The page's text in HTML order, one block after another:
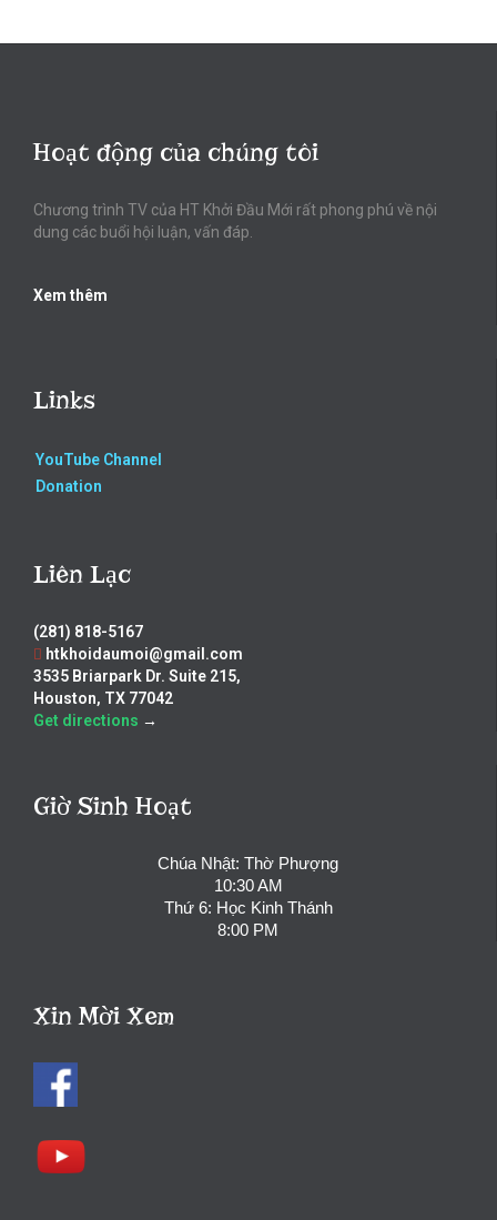
Hoạt động của chúng tôi
Chương trình TV của HT Khởi Đầu Mới rất phong phú về nội
dung các buổi hội luận, vấn đáp.
Xem thêm
Links
YouTube Channel
Donation
Liên Lạc
(281) 818-5167
htkhoidaumoi@gmail.com
3535 Briarpark Dr. Suite 215,
Houston, TX 77042
Get directions →
Giờ Sinh Hoạt
Chúa Nhật: Thờ Phượng
10:30 AM
Thứ 6: Học Kinh Thánh
8:00 PM
Xin Mời Xem